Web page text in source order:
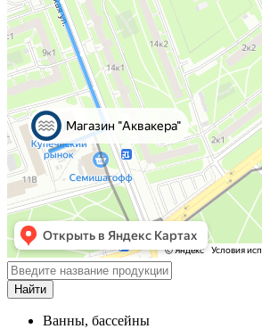
Ванны, бассейны